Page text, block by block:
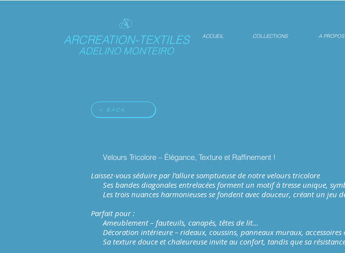
ARCREATION-TEXTILES
ADELINO MONTEIRO
ACCUEIL COLLECTIONS A PROPOS
< BACK
Velours Tricolore – Élégance, Texture et Raffinement !
Laissez-vous séduire par l’allure somptueuse de notre velours tricolore
Ses bandes diagonales entrelacées forment un motif à tresse unique,
Les trois nuances harmonieuses se fondent avec douceur, créant un jeu
Parfait pour :
Ameublement – fauteuils, canapés, têtes de lit…
Décoration intérieure – rideaux, coussins, panneaux muraux, accessoires
Sa texture douce et chaleureuse invite au confort, tandis que sa